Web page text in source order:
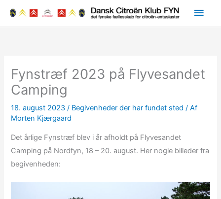
Fynstræf 2023 på Flyvesandet
Camping
18. august 2023/ Begivenheder der har fundet sted / Af
Morten Kjærgaard
Det årlige Fynstræf blev i år afholdt på Flyvesandet
Camping på Nordfyn, 18 – 20. august. Her nogle billeder fra
begivenheden: